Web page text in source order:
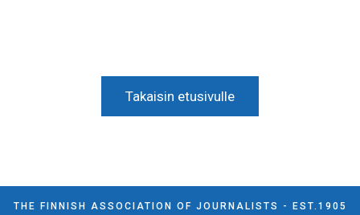
Takaisin etusivulle
THE FINNISH ASSOCIATION OF JOURNALISTS - EST.1905